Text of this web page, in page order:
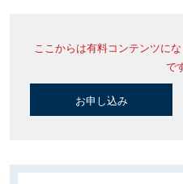
ここからは有料コンテンツに
で
お申し込み